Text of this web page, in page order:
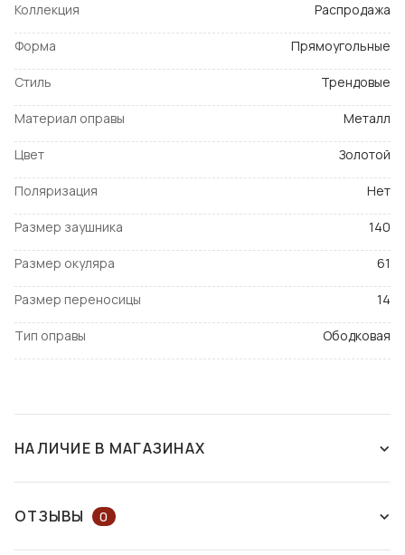
Коллекция Распродажа
Форма Прямоугольные
Стиль Трендовые
Материал оправы Металл
Цвет Золотой
Поляризация Нет
Размер заушника 140
Размер окуляра 61
Размер переносицы 14
Тип оправы Ободковая
НАЛИЧИЕ В МАГАЗИНАХ
ОТЗЫВЫ 0